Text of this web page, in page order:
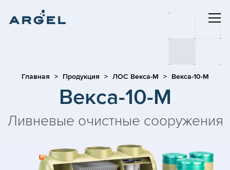
Главная Продукция ЛОС Векса-М Векса-10-М
Векса-10-М
Ливневые очистные сооружения